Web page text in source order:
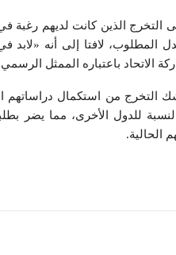
التخرج الذين كانت لديهم رغبة
المطلوب، لافتا إلى أنه «لابد
الاتحاد باعتباره الممثل
التخرج من استكمال دراساتهم
للدول الأخرى، مما يضر
الحالية.